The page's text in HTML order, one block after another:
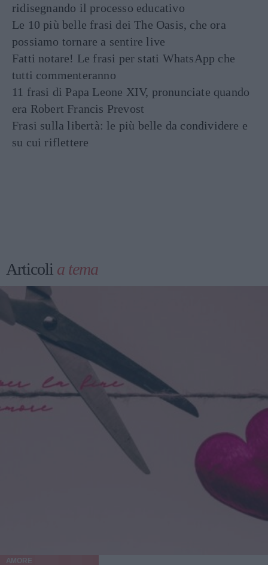
ridisegnando il processo educativo
Le 10 più belle frasi dei The Oasis, che ora
possiamo tornare a sentire live
Fatti notare! Le frasi per stati WhatsApp che
tutti commenteranno
11 frasi di Papa Leone XIV, pronunciate quando
era Robert Francis Prevost
Frasi sulla libertà: le più belle da condividere e
su cui riflettere
Articoli a tema
AMORE